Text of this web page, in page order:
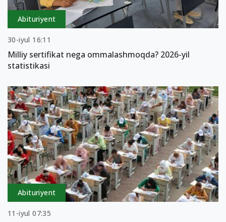
Abituriyent
30-iyul 16:11
Milliy sertifikat nega ommalashmoqda? 2026-yil
statistikasi
Abituriyent
11-iyul 07:35